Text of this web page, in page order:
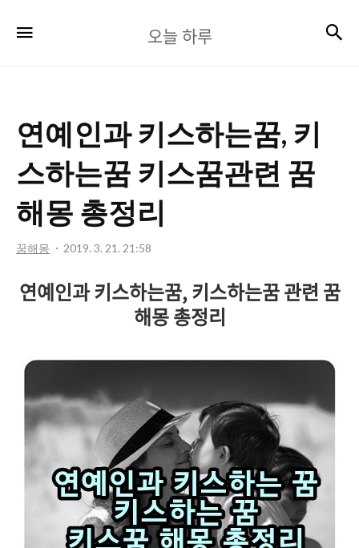
늘
오늘 하루
연예인과 키스하는꿈, 키
스하는꿈 키스꿈관련 꿈
해몽 총정리
꿈해몽 2019. 3. 21. 21:58
연예인과 키스하는꿈, 키스하는꿈 관련 꿈
해몽 총정리